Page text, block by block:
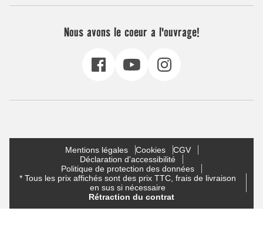
Nous avons le coeur a l'ouvrage!
Mentions légales Cookies
CGV
Déclaration d'accessibilité
Politique de protection des données
* Tous les prix affichés sont des prix TTC, frais de livraison
en sus si nécessaire
Rétraction du contrat